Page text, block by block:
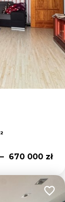
2
670 000 zł